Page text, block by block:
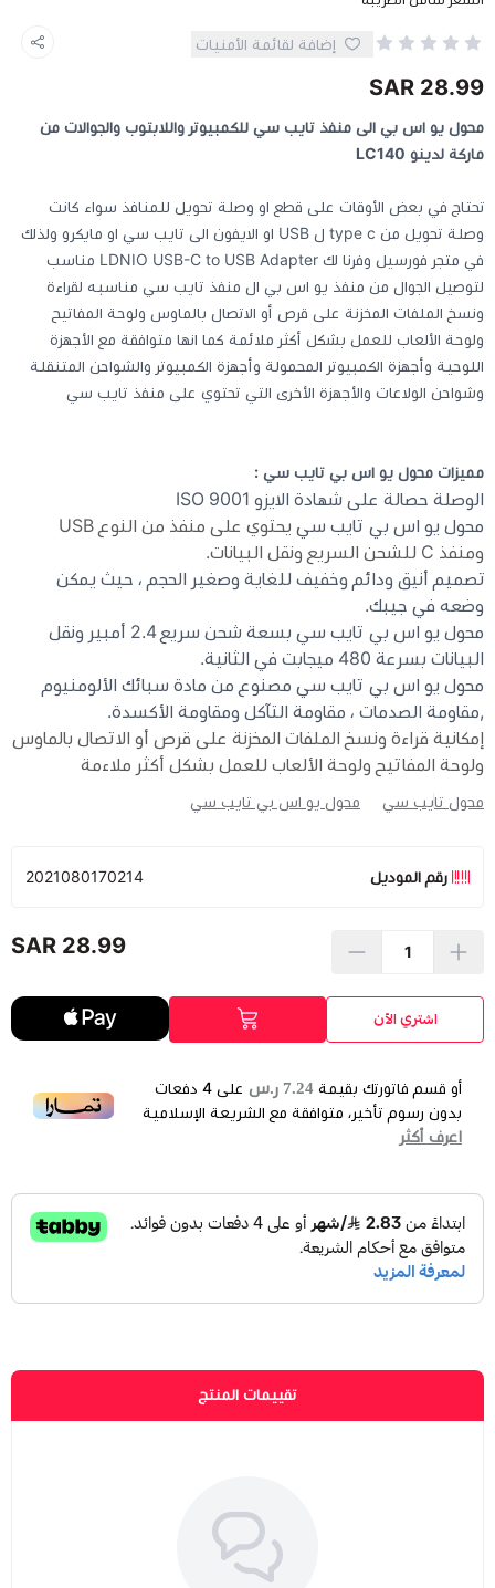
كيبوردات
الكابلات والمحولات
أجهزة الشبكة والراوترات
وصلات الوسائط و موزع يو اس بي Hub
إضافة لقائمة الأمنيات
28.99 SAR
محول يو اس بي الى منفذ تايب سي للكمبيوتر واللابتوب والجوالات من
ماركة لدينو LC140
تحتاج في بعض الأوقات على قطع او وصلة تحويل للمنافذ سواء كانت
وصلة تحويل من type c ل USB او الايفون الى تايب سي او مايكرو ولذلك
في متجر فورسيل وفرنا لك LDNIO USB-C to USB Adapter مناسب
لتوصيل الجوال من منفذ يو اس بي ال منفذ تايب سي مناسبه لقراءة
ونسخ الملفات المخزنة على قرص أو الاتصال بالماوس ولوحة المفاتيح
ولوحة الألعاب للعمل بشكل أكثر ملائمة كما انها متوافقة مع الأجهزة
اللوحية وأجهزة الكمبيوتر المحمولة وأجهزة الكمبيوتر والشواحن المتنقلة
وشواحن الولاعات والأجهزة الأخرى التي تحتوي على منفذ تايب سي
مميزات محول يو اس بي تايب سي :
الوصلة حصالة على شهادة الايزو ISO 9001
محول يو اس بي تايب سي
يحتوي على منفذ من النوع USB
ومنفذ C للشحن السريع ونقل البيانات.
تصميم أنيق ودائم وخفيف للغاية وصغير الحجم ، حيث يمكن
وضعه في جيبك.
محول يو اس بي تايب سي بسعة شحن سريع 2.4 أمبير ونقل
البيانات بسرعة 480 ميجابت في الثانية.
محول يو اس بي تايب سي مصنوع من مادة سبائك الألومنيوم
,مقاومة الصدمات ، مقاومة التآكل ومقاومة الأكسدة.
إمكانية قراءة ونسخ الملفات المخزنة على قرص أو الاتصال بالماوس
ولوحة المفاتيح ولوحة الألعاب للعمل بشكل أكثر ملاءمة
محول تايب سي محول يو اس بي تايب سي
رقم الموديل 2021080170214
28.99 SAR
اشتري الآن
أو قسم فاتورتك بقيمة7.24 ر.س على 4دفعات
بدون رسوم تأخير، متوافقة مع الشريعة الإسلامية
اعرف أكثر
تقييمات المنتج